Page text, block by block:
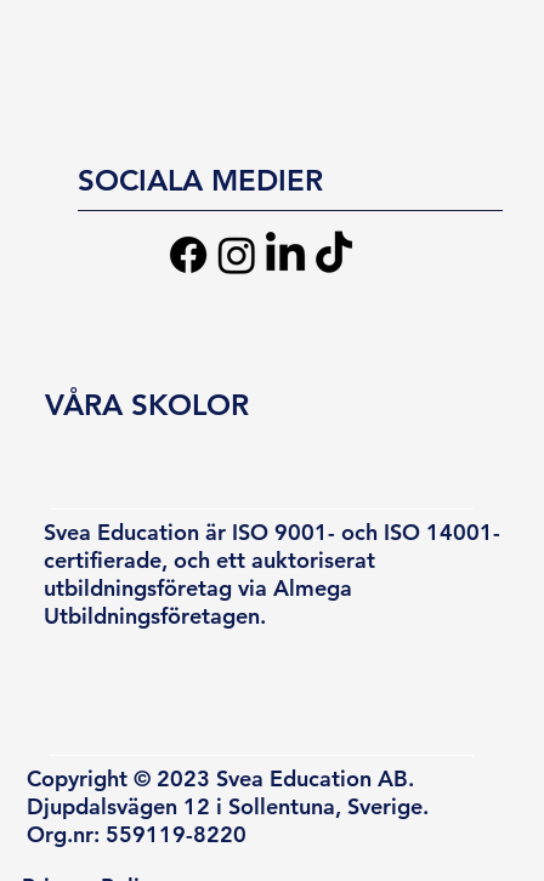
SOCIALA MEDIER
Svea Education är ISO 9001- och ISO 14001-
certifierade, och ett auktoriserat
utbildningsföretag via Almega
Utbildningsföretagen.
Copyright © 2023 Svea Education AB.
Djupdalsvägen 12 i Sollentuna, Sverige.
Org.nr: 559119-8220
VÅRA SKOLOR